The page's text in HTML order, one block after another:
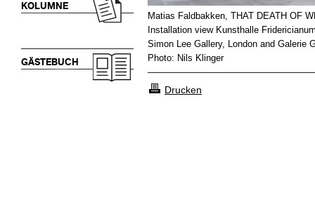
KOLUMNE
GÄSTEBUCH
Matias Faldbakken, THAT DEATH OF
Installation view Kunsthalle
Simon Lee Gallery, London and Galerie
Photo: Nils Klinger
Drucken